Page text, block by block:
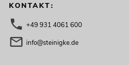
KONTAKT:
+49 931 4061 600
info@steinigke.de